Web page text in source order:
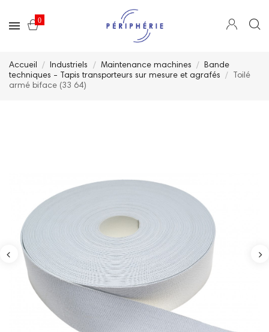
0
Accueil Industriels Maintenance machines
Bande
techniques - Tapis transporteurs sur mesure et agrafés
Toilé
armé biface (33 64)